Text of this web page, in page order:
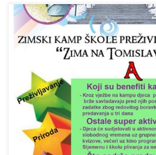
Zimski kamp na Sljemenu “Zima na
09.01.2020. GDJE: Hotel “Tomislavov
starija od 8 godina ZAŠTO: Nemate
riješenje za Vas. Preživljavanje,
čvorologija, izrada skloništa, vezanje
upoznavanje tragova i životinja,